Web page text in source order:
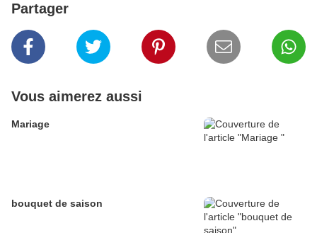
Partager
Vous aimerez aussi
Mariage
bouquet de saison